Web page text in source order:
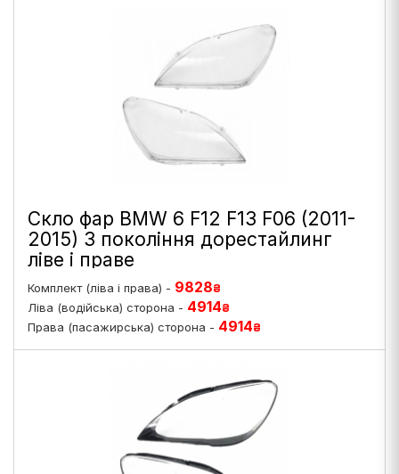
Скло фар BMW 6 F12 F13 F06 (2011-
2015) 3 покоління дорестайлинг
ліве і праве
Комплект (ліва і права) - 9828₴
Ліва (водійська) сторона - 4914₴
Права (пасажирська) сторона - 4914₴